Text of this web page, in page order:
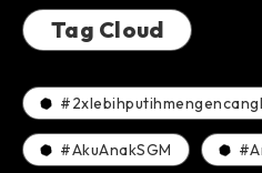
Tag Cloud
#AkuAnakSGM